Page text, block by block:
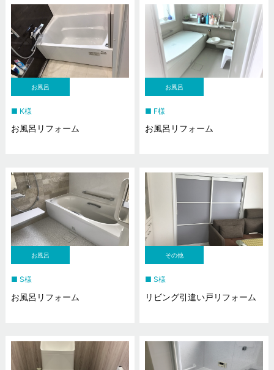
お風呂
K様
お風呂リフォーム
お風呂
F様
お風呂リフォーム
お風呂
S様
お風呂リフォーム
その他
S様
リビング引違い戸リフォーム